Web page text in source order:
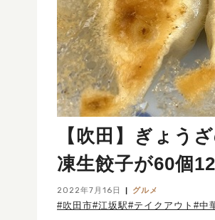
【吹田】ぎょう
凍生餃子が60個
2022年7月16日 グルメ
#吹田市#江坂駅#テイクアウト #中